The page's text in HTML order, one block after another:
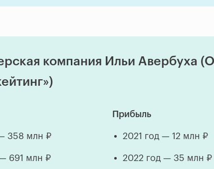
компания Ильи Авербуха
358 млн ₽
691 млн ₽
Прибыль
2021 год — 12 млн ₽
2022 год — 35 млн ₽